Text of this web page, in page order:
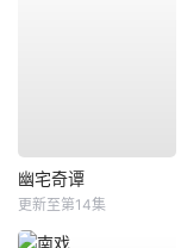
幽宅奇谭
更新至第14集